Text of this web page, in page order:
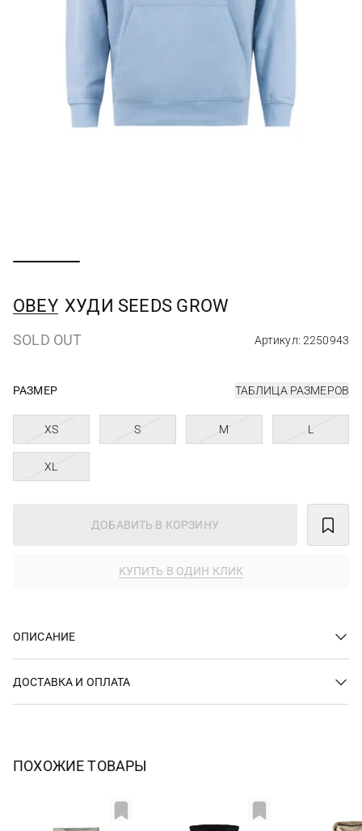
OBEY ХУДИ SEEDS GROW
SOLD OUT Артикул: 2250943
РАЗМЕР ТАБЛИЦА РАЗМЕРОВ
XS S M L
XL
ДОБАВИТЬ В КОРЗИНУ
КУПИТЬ В ОДИН КЛИК
ОПИСАНИЕ
ДОСТАВКА И ОПЛАТА
ПОХОЖИЕ ТОВАРЫ